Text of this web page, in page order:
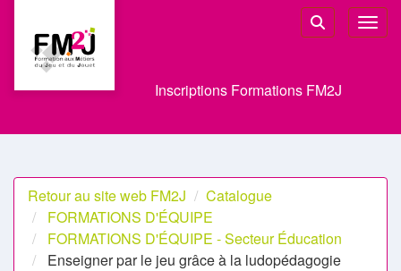
Rechercher
Inscriptions Formations FM2J
Retour au site web FM2J
Catalogue
FORMATIONS D'ÉQUIPE
FORMATIONS D'ÉQUIPE - Secteur Éducation
Enseigner par le jeu grâce à la ludopédagogie